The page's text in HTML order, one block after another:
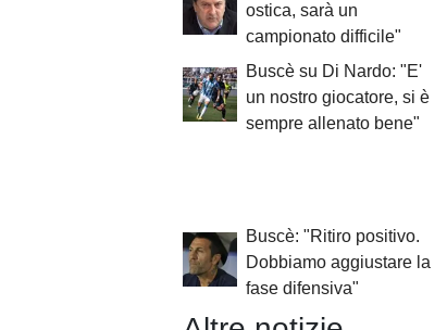
ostica, sarà un
campionato difficile"
Buscè su Di Nardo: "E'
un nostro giocatore, si è
sempre allenato bene"
Buscè: "Ritiro positivo.
Dobbiamo aggiustare la
fase difensiva"